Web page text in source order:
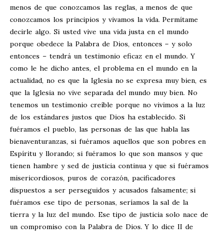
menos de que conozcamos las reglas, a menos de que
conozcamos los principios y vivamos la vida. Permítame
decirle algo. Si usted vive una vida justa en el mundo
porque obedece la Palabra de Dios, entonces – y solo
entonces – tendrá un testimonio eficaz en el mundo. Y
como le he dicho antes, el problema en el mundo en la
actualidad, no es que la Iglesia no se expresa muy bien, es
que la Iglesia no vive separada del mundo muy bien. No
tenemos un testimonio creíble porque no vivimos a la luz
de los estándares justos que Dios ha establecido. Si
fuéramos el pueblo, las personas de las que habla las
bienaventuranzas, si fuéramos aquellos que son pobres en
Espíritu y llorando; si fuéramos lo que son mansos y que
tienen hambre y sed de justicia continua y que si fuéramos
misericordiosos, puros de corazón, pacificadores
dispuestos a ser perseguidos y acusados falsamente; si
fuéramos ese tipo de personas, seríamos la sal de la
tierra y la luz del mundo. Ese tipo de justicia solo nace de
un compromiso con la Palabra de Dios. Y lo dice II de